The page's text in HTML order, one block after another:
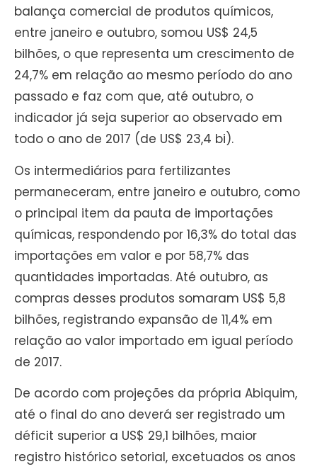
balança comercial de produtos químicos,
entre janeiro e outubro, somou US$ 24,5
bilhões, o que representa um crescimento de
24,7% em relação ao mesmo período do ano
passado e faz com que, até outubro, o
indicador já seja superior ao observado em
todo o ano de 2017 (de US$ 23,4 bi).
Os intermediários para fertilizantes
permaneceram, entre janeiro e outubro, como
o principal item da pauta de importações
químicas, respondendo por 16,3% do total das
importações em valor e por 58,7% das
quantidades importadas. Até outubro, as
compras desses produtos somaram US$ 5,8
bilhões, registrando expansão de 11,4% em
relação ao valor importado em igual período
de 2017.
De acordo com projeções da própria Abiquim,
até o final do ano deverá ser registrado um
déficit superior a US$ 29,1 bilhões, maior
registro histórico setorial, excetuados os anos